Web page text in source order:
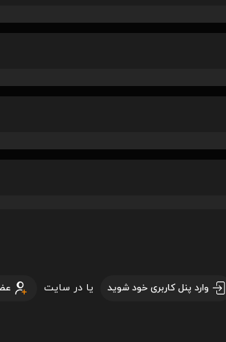
وارد پنل کاربری خود شوید یا در سایت